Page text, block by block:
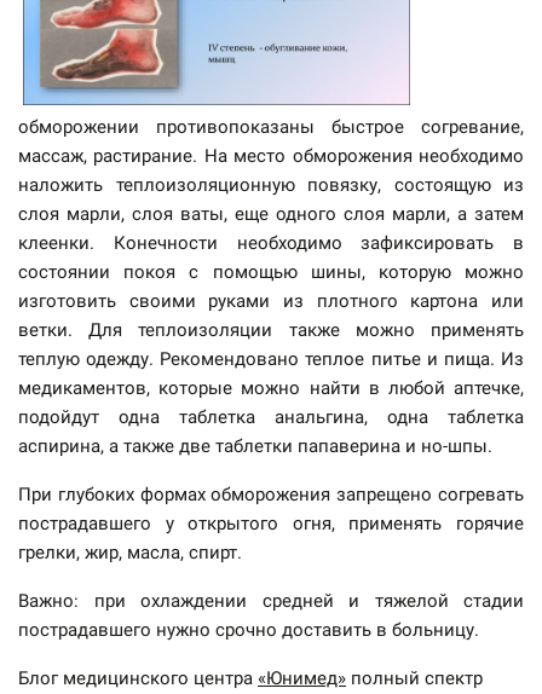
обморожении противопоказаны быстрое согревание,
массаж, растирание. На место обморожения необходимо
наложить теплоизоляционную повязку, состоящую из
слоя марли, слоя ваты, еще одного слоя марли, а затем
клеенки. Конечности необходимо зафиксировать в
состоянии покоя с помощью шины, которую можно
изготовить своими руками из плотного картона или
ветки. Для теплоизоляции также можно применять
теплую одежду. Рекомендовано теплое питье и пища. Из
медикаментов, которые можно найти в любой аптечке,
подойдут одна таблетка анальгина, одна таблетка
аспирина, а также две таблетки папаверина и но-шпы.
При глубоких формах обморожения запрещено согревать
пострадавшего у открытого огня, применять горячие
грелки, жир, масла, спирт.
Важно: при охлаждении средней и тяжелой стадии
пострадавшего нужно срочно доставить в больницу.
Блог медицинского центра «Юнимед» полный спектр